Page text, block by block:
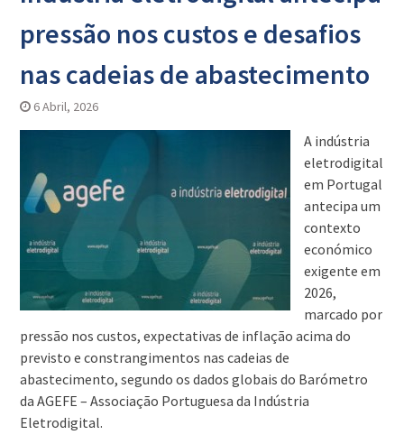
pressão nos custos e desafios
nas cadeias de abastecimento
6 Abril, 2026
A indústria
eletrodigital
em Portugal
antecipa um
contexto
económico
exigente em
2026,
marcado por
pressão nos custos, expectativas de inflação acima do
previsto e constrangimentos nas cadeias de
abastecimento, segundo os dados globais do Barómetro
da AGEFE – Associação Portuguesa da Indústria
Eletrodigital.